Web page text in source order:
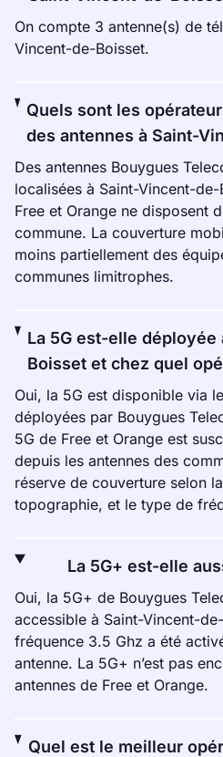
On compte 3 antenne(s) de
Vincent-de-Boisset.
Quels sont les
des antennes à Saint-
Des antennes Bouygues
localisées à Saint-Vincent-
Free et Orange ne disposent
commune. La couverture
moins partiellement des
communes limitrophes.
La 5G est-elle
Boisset et chez quel
Oui, la 5G est disponible via
déployées par Bouygues
5G de Free et Orange est
depuis les antennes des
réserve de couverture selon
topographie, et le type de
La 5G+ est-elle
Oui, la 5G+ de Bouygues
accessible à Saint-Vincent-
fréquence 3.5 Ghz a été
antenne. La 5G+ n’est pas
antennes de Free et Orange.
Quel est le meilleur